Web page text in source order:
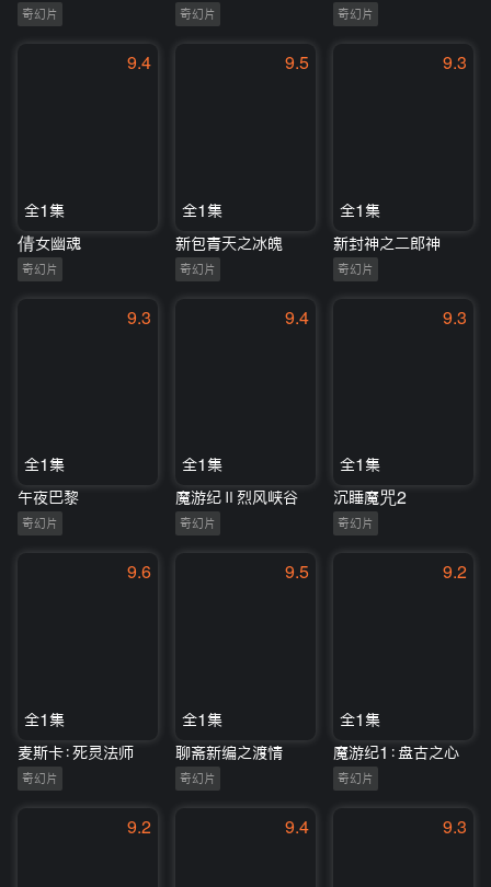
奇幻片 奇幻片 奇幻片
9.4
全1集
倩女幽魂
奇幻片
9.5
全1集
新包青天之冰魄
奇幻片
9.3
全1集
新封神之二郎神
奇幻片
9.3
全1集
午夜巴黎
奇幻片
9.4
全1集
魔游纪Ⅱ烈风峡谷
奇幻片
9.3
全1集
沉睡魔咒2
奇幻片
9.6
全1集
麦斯卡：死灵法师
奇幻片
9.5
全1集
聊斋新编之渡情
奇幻片
9.2
全1集
魔游纪1：盘古之心
奇幻片
9.2 9.4 9.3